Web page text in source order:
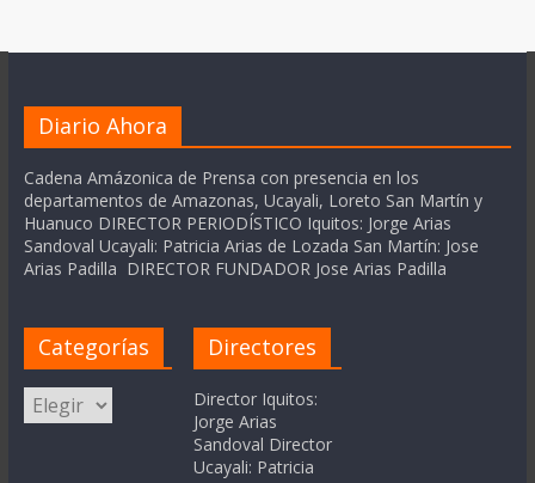
Diario Ahora
Cadena Amázonica de Prensa con presencia en los
departamentos de Amazonas, Ucayali, Loreto San Martín y
Huanuco DIRECTOR PERIODÍSTICO Iquitos: Jorge Arias
Sandoval Ucayali: Patricia Arias de Lozada San Martín: Jose
Arias Padilla DIRECTOR FUNDADOR Jose Arias Padilla
Categorías
Categorías
Directores
Director Iquitos:
Jorge Arias
Sandoval Director
Ucayali: Patricia